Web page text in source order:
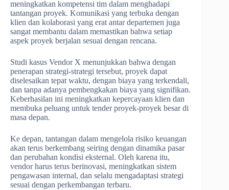
meningkatkan kompetensi tim dalam menghadapi
tantangan proyek. Komunikasi yang terbuka dengan
klien dan kolaborasi yang erat antar departemen juga
sangat membantu dalam memastikan bahwa setiap
aspek proyek berjalan sesuai dengan rencana.
Studi kasus Vendor X menunjukkan bahwa dengan
penerapan strategi-strategi tersebut, proyek dapat
diselesaikan tepat waktu, dengan biaya yang terkendali,
dan tanpa adanya pembengkakan biaya yang signifikan.
Keberhasilan ini meningkatkan kepercayaan klien dan
membuka peluang untuk tender proyek-proyek besar di
masa depan.
Ke depan, tantangan dalam mengelola risiko keuangan
akan terus berkembang seiring dengan dinamika pasar
dan perubahan kondisi eksternal. Oleh karena itu,
vendor harus terus berinovasi, meningkatkan sistem
pengawasan internal, dan selalu mengadaptasi strategi
sesuai dengan perkembangan terbaru.